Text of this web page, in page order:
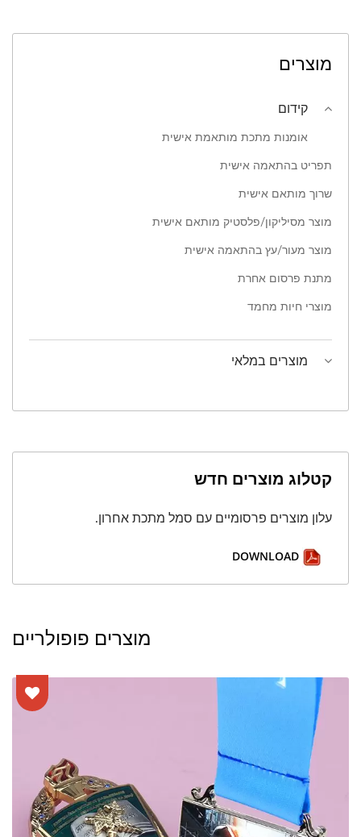
מוצרים
קידום
אומנות מתכת מותאמת אישית
תפריט בהתאמה אישית
שרוך מותאם אישית
מוצר מסיליקון/פלסטיק מותאם אישית
מוצר מעור/עץ בהתאמה אישית
מתנת פרסום אחרת
מוצרי חיות מחמד
מוצרים במלאי
קטלוג מוצרים חדש
עלון מוצרים פרסומיים עם סמל מתכת אחרון.
מוצרים פופולריים